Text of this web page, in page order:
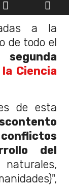
a la
de todo el
segunda
Ciencia
de esta
del